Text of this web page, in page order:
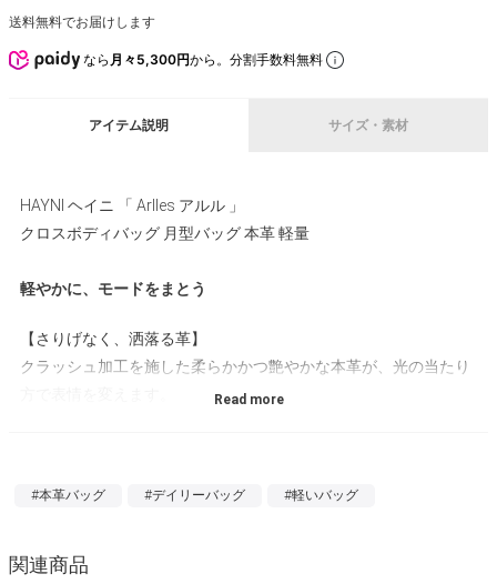
送料無料でお届けします
なら 月々5,300円から。分割手数料無料
アイテム説明 サイズ・素材
HAYNI ヘイニ 「 Arlles アルル 」
クロスボディバッグ 月型バッグ 本革 軽量
軽やかに、モードをまとう
【さりげなく、洒落る革】
クラッシュ加工を施した柔らかかつ艶やかな本革が、光の当たり
【本革なのに軽い】
小ぶりな見た目に反して必要なものがしっかり入り、日常にすっ
#本革バッグ #デイリーバッグ #軽いバッグ
関連商品